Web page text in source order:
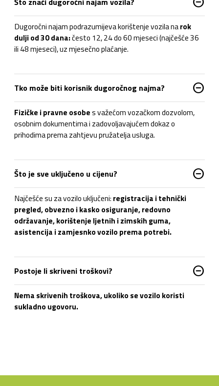
Dugoročni najam podrazumijeva korištenje vozila narok
dulji od 30 dana:često 12, 24 do 60 mjeseci (najčešće 36
ili 48 mjeseci), uz mjesečno plaćanje.
Tko može biti korisnik dugoročnog najma? do_not_disturb_on
Fizičke i pravne osobes važećom vozačkom dozvolom,
osobnim dokumentima i zadovoljavajućem dokaz o
prihodima prema zahtjevu pružatelja usluga.
Što je sve uključeno u cijenu? do_not_disturb_on
Najčešće su za vozilo uključeni: registracija i tehnički
pregled, obvezno i kasko osiguranje, redovno
održavanje, korištenje ljetnih i zimskih guma,
asistencija i zamjesnko vozilo prema potrebi.
Postoje li skriveni troškovi? do_not_disturb_on
Nema skrivenih troškova, ukoliko se vozilo koristi
sukladno ugovoru.